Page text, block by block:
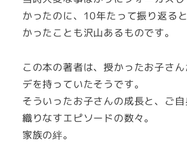
かったのに、10年たって振り返る
かったことも沢山あるものです。
この本の著者は、授かったお子さ
デを持っていたそうです。
そういったお子さんの成長と、ご
織りなすエピソードの数々。
家族の絆。